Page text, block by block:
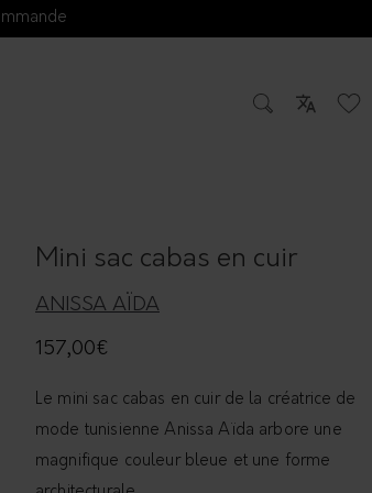
Mini sac cabas en cuir
ANISSA AÏDA
157,00€
Le mini sac cabas en cuir de la créatrice de
mode tunisienne Anissa Aïda arbore une
magnifique couleur bleue et une forme